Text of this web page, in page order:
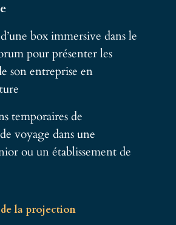
box immersive dans le
pour présenter les
son entreprise en
temporaires de
voyage dans une
ou un établissement de
la projection